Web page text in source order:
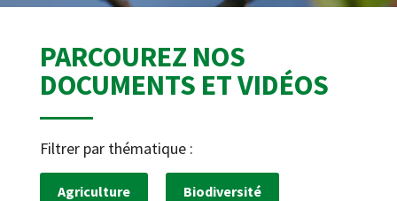
PARCOUREZ NOS
DOCUMENTS ET VIDÉOS
Filtrer par thématique :
Agriculture Biodiversité